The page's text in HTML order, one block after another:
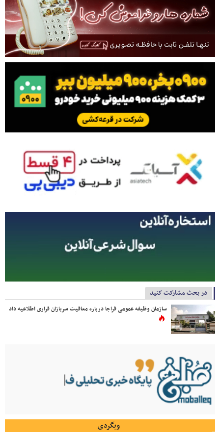
در بحث مشارکت کنید
سازمان وظیفه عمومی فراجا درباره معافیت سربازان فراری اطلاعیه داد
وبگردی